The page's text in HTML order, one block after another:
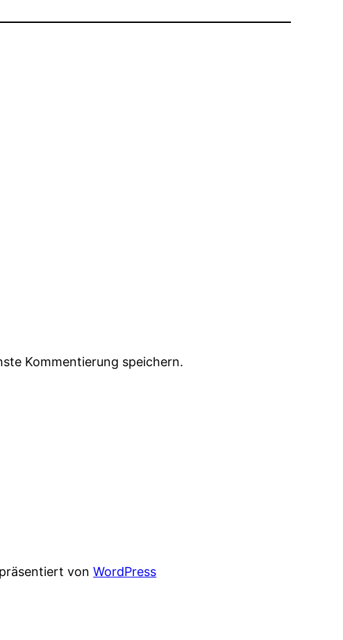
Kommentierung speichern.
vonWordPress